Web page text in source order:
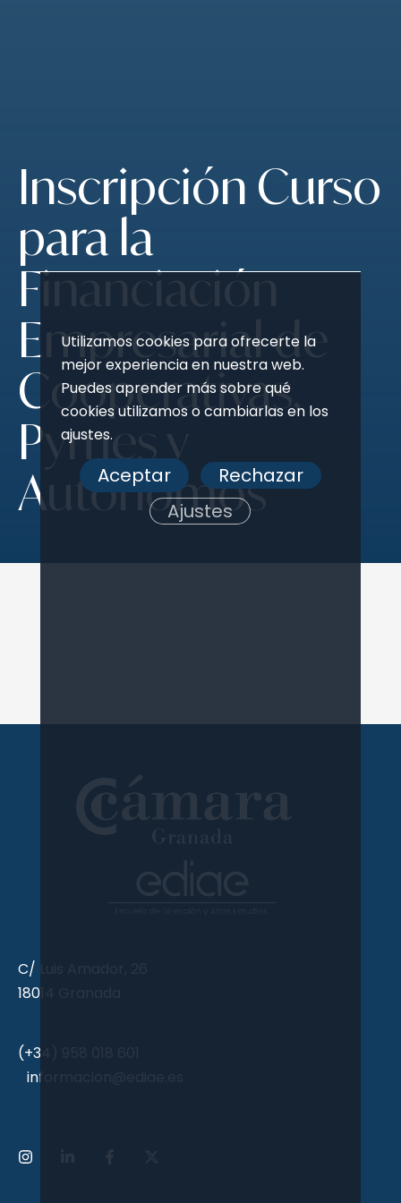
Inscripción Curso
para la
Financiación
Empresarial de
Cooperativas,
Pymes y
Autónomos
C/ Luis Amador, 26
18014 Granada
(+34) 958 018 601
informacion@ediae.es
Utilizamos cookies para ofrecerte la
mejor experiencia en nuestra web.
Puedes aprender más sobre qué
cookies utilizamos o cambiarlas en los
ajustes.
Aceptar
Rechazar
Ajustes